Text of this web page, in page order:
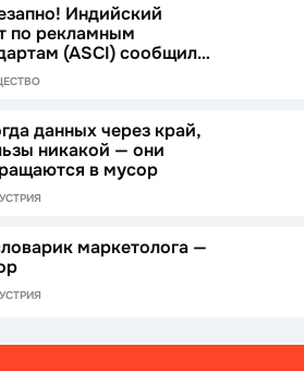
Индийский
по рекламным
(ASCI) сообщил…
данных через край,
никакой — они
в мусор
маркетолога —